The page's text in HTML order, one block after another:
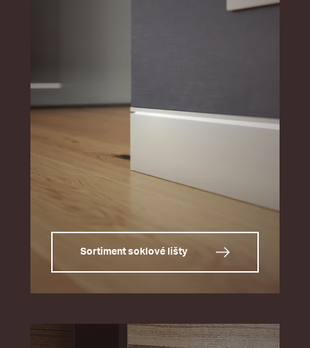
Sortiment soklové lišty